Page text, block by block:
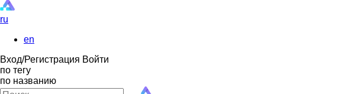
ru
en
Вход/Регистрация Войти
по тегу
по названию